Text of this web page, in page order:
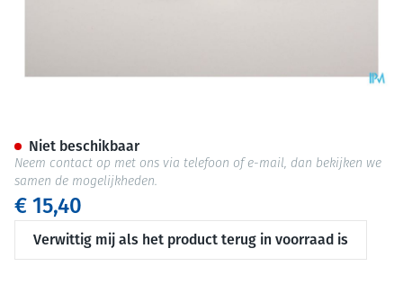
€ 15,40
Verwittig mij als het product terug in voorraad is
Niet beschikbaar
Neem contact op met ons via telefoon of e-mail, dan bekijken we
samen de mogelijkheden.